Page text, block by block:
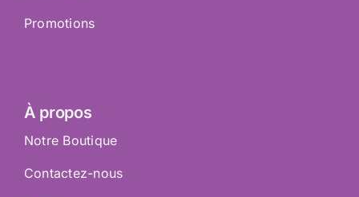
Promotions
À propos
Notre Boutique
Contactez-nous